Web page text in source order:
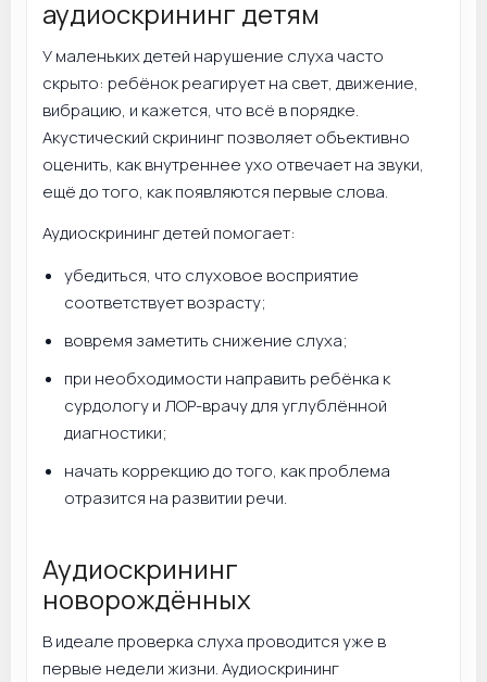
аудиоскрининг детям
У маленьких детей нарушение слуха часто
скрыто: ребёнок реагирует на свет, движение,
вибрацию, и кажется, что всё в порядке.
Акустический скрининг позволяет объективно
оценить, как внутреннее ухо отвечает на звуки,
ещё до того, как появляются первые слова.
Аудиоскрининг детей помогает:
убедиться, что слуховое восприятие
соответствует возрасту;
вовремя заметить снижение слуха;
при необходимости направить ребёнка к
сурдологу и ЛОР-врачу для углублённой
диагностики;
начать коррекцию до того, как проблема
отразится на развитии речи.
Аудиоскрининг
новорождённых
В идеале проверка слуха проводится уже в
первые недели жизни. Аудиоскрининг